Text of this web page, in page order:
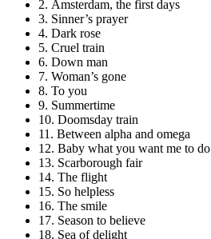
2. Amsterdam, the first days
3. Sinner’s prayer
4. Dark rose
5. Cruel train
6. Down man
7. Woman’s gone
8. To you
9. Summertime
10. Doomsday train
11. Between alpha and omega
12. Baby what you want me to do
13. Scarborough fair
14. The flight
15. So helpless
16. The smile
17. Season to believe
18. Sea of delight